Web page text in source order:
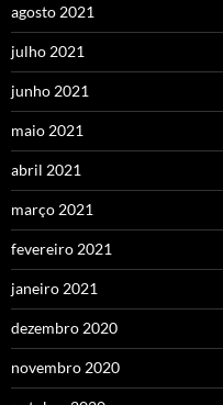
agosto 2021
julho 2021
junho 2021
maio 2021
abril 2021
março 2021
fevereiro 2021
janeiro 2021
dezembro 2020
novembro 2020